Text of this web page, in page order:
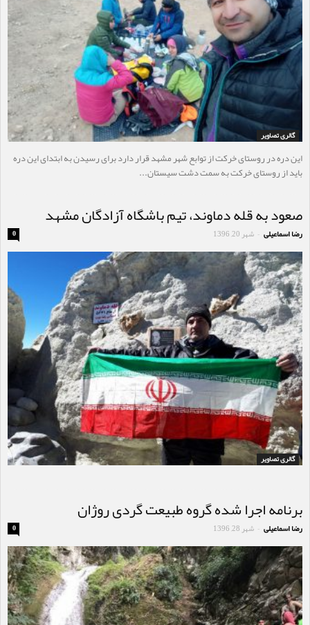
گالری تصاویر
این دره در روستای خرکت از توابع شهر مشهد قرار دارد برای رسیدن به ابتدای این دره
باید از روستای خرکت به سمت دشت سیستان...
صعود به قله دماوند، تیم باشگاه آزادگان مشهد
رضا اسماعیلی - شهر 20, 1396 0
گالری تصاویر
برنامه اجرا شده گروه طبیعت گردی روژان
رضا اسماعیلی - شهر 28, 1396 0